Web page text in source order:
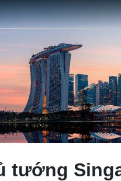
tướng